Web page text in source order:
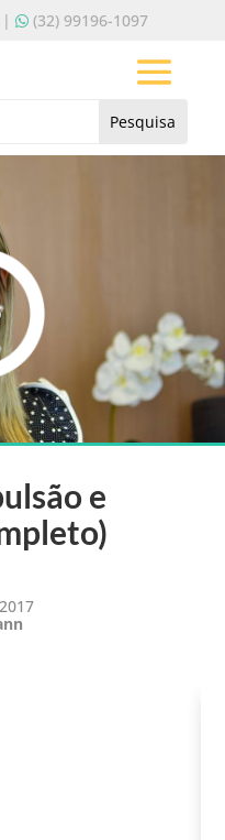
| (32) 99196-1097
e